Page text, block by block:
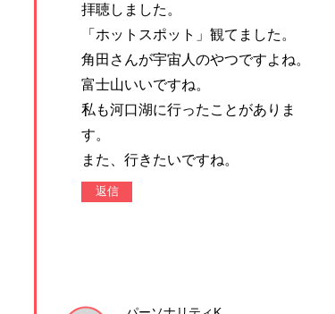
拝聴しました。
「ホットスポット」観てました。
角田さんが宇宙人のやつですよね。
富士山いいですね。
私も河口湖に行ったことがありま
す。
また、行きたいですね。
返信